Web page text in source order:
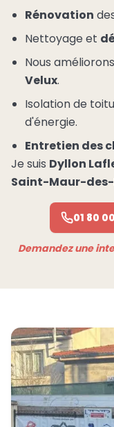
Rénovation
Nettoyage et
Nous
Velux.
Isolation de
d'énergie.
Entretien des
Je suis Dyllon
Saint-Maur-des-
01 80
Demandez une